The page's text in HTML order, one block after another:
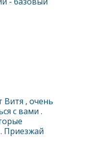
Витя , очень
с вами .
Приезжай